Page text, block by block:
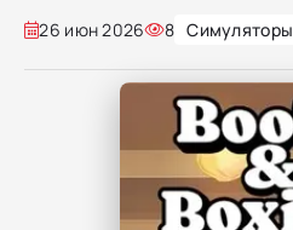
26 июн 2026 8 Симуляторы